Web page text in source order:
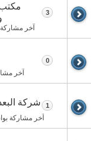
مكتب
آخر
3
آخر
0
شركة
آخر مشاركة
1